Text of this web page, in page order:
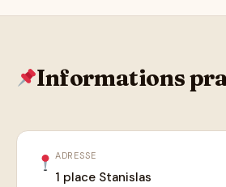
Informations
ADRESSE
1 place Stanislas